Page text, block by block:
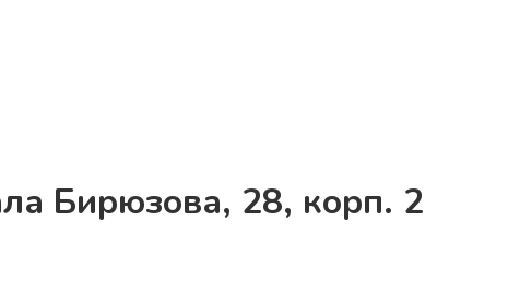
Бирюзова, 28, корп. 2